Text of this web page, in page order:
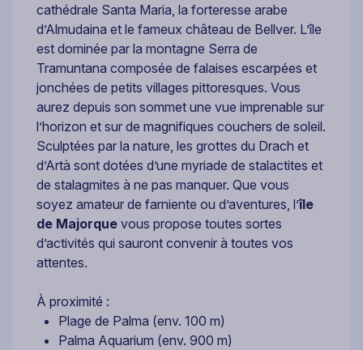
cathédrale Santa Maria, la forteresse arabe
d’Almudaina et le fameux château de Bellver. L’île
est dominée par la montagne Serra de
Tramuntana composée de falaises escarpées et
jonchées de petits villages pittoresques. Vous
aurez depuis son sommet une vue imprenable sur
l’horizon et sur de magnifiques couchers de soleil.
Sculptées par la nature, les grottes du Drach et
d’Artà sont dotées d’une myriade de stalactites et
de stalagmites à ne pas manquer. Que vous
soyez amateur de farniente ou d’aventures, l’île
de Majorque vous propose toutes sortes
d’activités qui sauront convenir à toutes vos
attentes.
À proximité :
Plage de Palma (env. 100 m)
Palma Aquarium (env. 900 m)